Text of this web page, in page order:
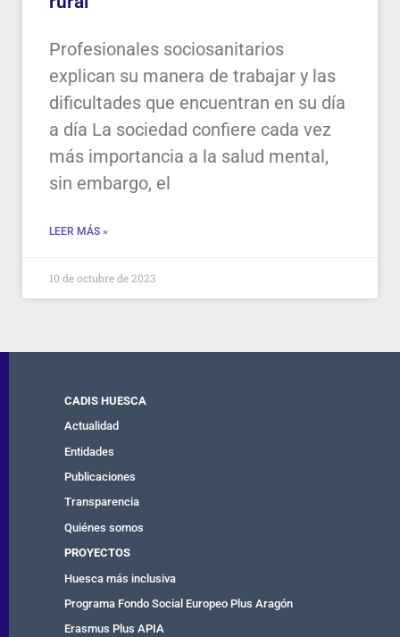
Profesionales sociosanitarios
explican su manera de trabajar y las
dificultades que encuentran en su día
a día La sociedad confiere cada vez
más importancia a la salud mental,
sin embargo, el
LEER MÁS »
10 de octubre de 2023
CADIS HUESCA
Actualidad
Entidades
Publicaciones
Transparencia
Quiénes somos
PROYECTOS
Huesca más inclusiva
Programa Fondo Social Europeo Plus Aragón
Erasmus Plus APIA